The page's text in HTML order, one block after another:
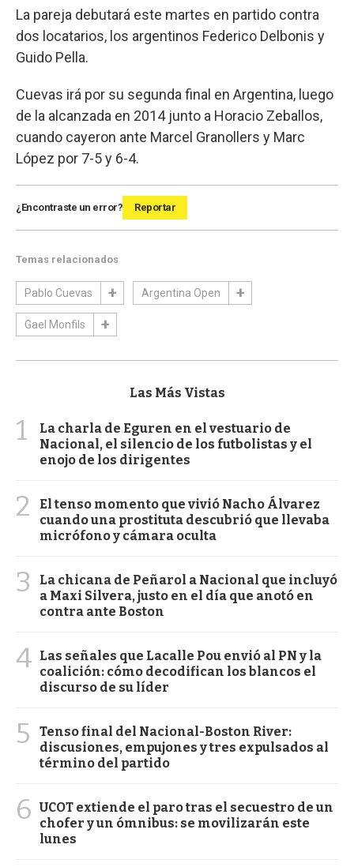
La pareja debutará este martes en partido contra
dos locatarios, los argentinos Federico Delbonis y
Guido Pella.
Cuevas irá por su segunda final en Argentina, luego
de la alcanzada en 2014 junto a Horacio Zeballos,
cuando cayeron ante Marcel Granollers y Marc
López por 7-5 y 6-4.
¿Encontraste un error? Reportar
Temas relacionados
Pablo Cuevas Argentina Open
Gael Monfils
Las Más Vistas
1
La charla de Eguren en el vestuario de
Nacional, el silencio de los futbolistas y el
enojo de los dirigentes
2
El tenso momento que vivió Nacho Álvarez
cuando una prostituta descubrió que llevaba
micrófono y cámara oculta
3
La chicana de Peñarol a Nacional que incluyó
a Maxi Silvera, justo en el día que anotó en
contra ante Boston
4 Las señales que Lacalle Pou envió al PN y la
coalición: cómo decodifican los blancos el
discurso de su líder
5
Tenso final del Nacional-Boston River:
discusiones, empujones y tres expulsados al
término del partido
6 UCOT extiende el paro tras el secuestro de un
chofer y un ómnibus: se movilizarán este
lunes